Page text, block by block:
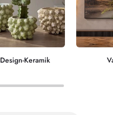
Design-Keramik